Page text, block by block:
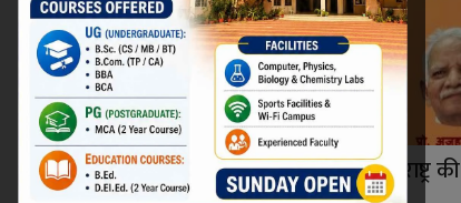
राम नवमी पर रचना अभी-अभी : ‘राम राष्ट्र की